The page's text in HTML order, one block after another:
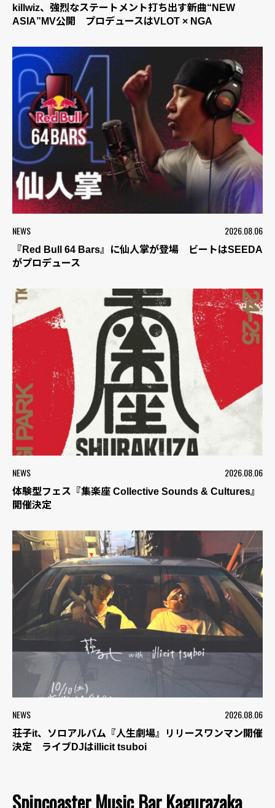
killwiz、強烈なステートメント打ち出す新曲“NEW
ASIA”MV公開 プロデュースはVLOT × NGA
NEWS 2026.08.06
『Red Bull 64 Bars』に仙人掌が登場 ビートはSEEDA
がプロデュース
NEWS 2026.08.06
体験型フェス『集楽座 Collective Sounds & Cultures』
開催決定
NEWS 2026.08.06
荘子it、ソロアルバム『人生劇場』リリースワンマン開催
決定 ライブDJはillicit tsuboi
Spincoaster Music Bar Kagurazaka